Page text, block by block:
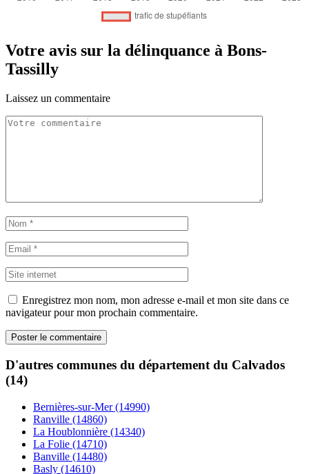
Votre avis sur la délinquance à Bons-
Tassilly
Laissez un commentaire
Enregistrez mon nom, mon adresse e-mail et mon site dans ce
navigateur pour mon prochain commentaire.
D'autres communes du département du Calvados
(14)
Bernières-sur-Mer (14990)
Ranville (14860)
La Houblonnière (14340)
La Folie (14710)
Banville (14480)
Basly (14610)